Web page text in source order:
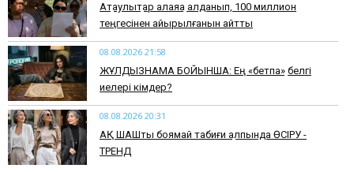
Ақтаулықтар алаяққа алданып, 100 миллион
теңгесінен айырылғанын айтты
08.08.2026 21:58
ЖҰЛДЫЗНАМА БОЙЫНША: Ең «бетпақ» белгі
иелері кімдер?
08.08.2026 20:31
АҚ ШАШты боямай табиғи қалпында ӨСІРУ -
ТРЕНД